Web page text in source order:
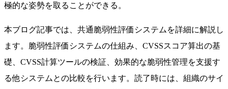
極的な姿勢を取ることができる。
本ブログ記事では、共通脆弱性評価システムを詳細に解説し
ます。脆弱性評価システムの仕組み、CVSSスコア算出の基
礎、CVSS計算ツールの検証、効果的な脆弱性管理を支援す
る他システムとの比較を行います。読了時には、組織のサイ